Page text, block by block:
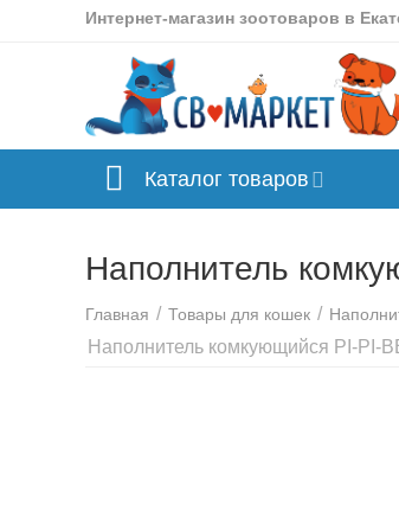
Интернет-магазин зоотоваров в
Каталог товаров
Наполнитель
Главная / Товары для кошек /